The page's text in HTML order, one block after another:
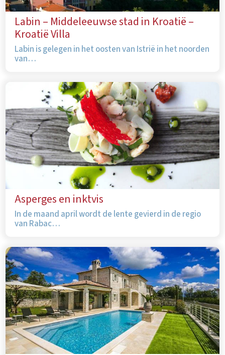
Labin – Middeleeuwse stad in Kroatië –
Kroatië Villa
Labin is gelegen in het oosten van Istrië in het noorden
van…
Asperges en inktvis
In de maand april wordt de lente gevierd in de regio
van Rabac…